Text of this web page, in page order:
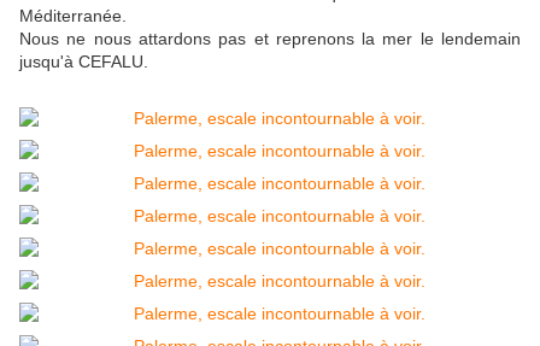
Méditerranée.
Nous ne nous attardons pas et reprenons la mer le lendemain
jusqu'à CEFALU.